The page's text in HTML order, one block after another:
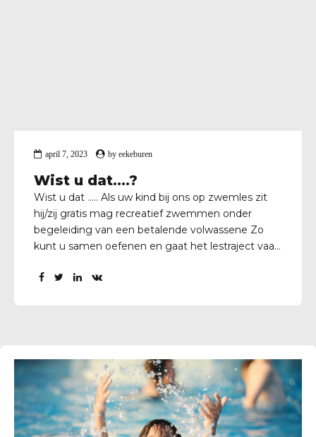
april 7, 2023 byeekeburen
Wist u dat….?
Wist u dat ….. Als uw kind bij ons op zwemles zit
hij/zij gratis mag recreatief zwemmen onder
begeleiding van een betalende volwassene Zo
kunt u samen oefenen en gaat het lestraject vaak
jullie snel? Onze recreatieve openingstijden vind u